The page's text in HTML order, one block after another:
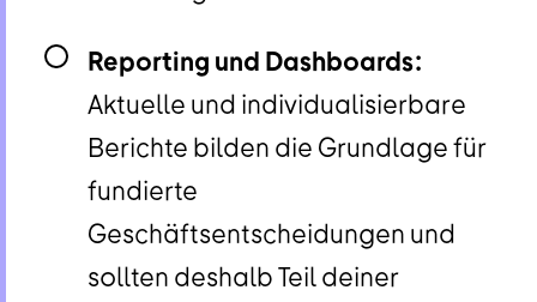
Reporting und Dashboards:
Aktuelle und individualisierbare
Berichte bilden die Grundlage für
fundierte
Geschäftsentscheidungen und
sollten deshalb Teil deiner